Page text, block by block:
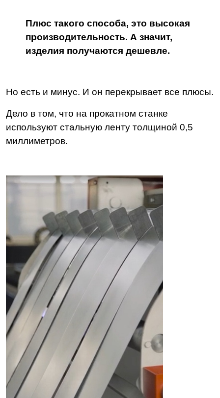
Плюс такого способа, это высокая
производительность. А значит,
изделия получаются дешевле.
Но есть и минус. И он перекрывает все плюсы.
Дело в том, что на прокатном станке
используют стальную ленту толщиной 0,5
миллиметров.